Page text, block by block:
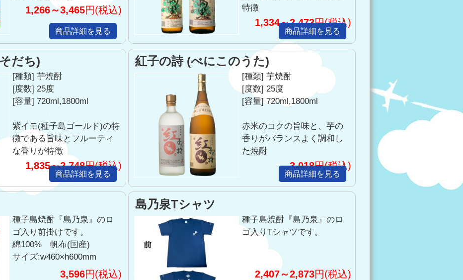
文分より
をご利用いただき、誠にありがとうございます。
ナンスを実施します。
、何卒ご理解を賜りますよう
なお知らせ】再登録のお願い
ただき、誠にありがとうございます。
員のご登録頂いたお客様へ、再度「新規会員登録」をお願い申し上げます。
には大変ご迷惑をお掛け致しますが、ご理解・ご協力のほど、よろしくお願いいたします。
1,266～3,465円(税込)
商品詳細を見る
特徴
1,334～2,473円(税込)
商品詳細を見る
だち)
[種類] 芋焼酎
[度数] 25度
[容量] 720ml,1800ml
紫イモ(種子島ゴールド)の特
徴である旨味とフルーティ
な香りが特徴
1,835～2,748円(税込)
商品詳細を見る
紅子の詩 (べにこのうた)
[種類] 芋焼酎
[度数] 25度
[容量] 720ml,1800ml
赤米のコクの旨味と、芋の
香りがバランスよく調和し
た焼酎
3,018円(税込)
商品詳細を見る
種子島焼酎『島乃泉』のロ
ゴ入り前掛けです。
綿100% 帆布(国産)
サイズ:w460×h600mm
3,596円(税込)
島乃泉Tシャツ
種子島焼酎『島乃泉』のロ
ゴ入りTシャツです。
2,407～2,873円(税込)